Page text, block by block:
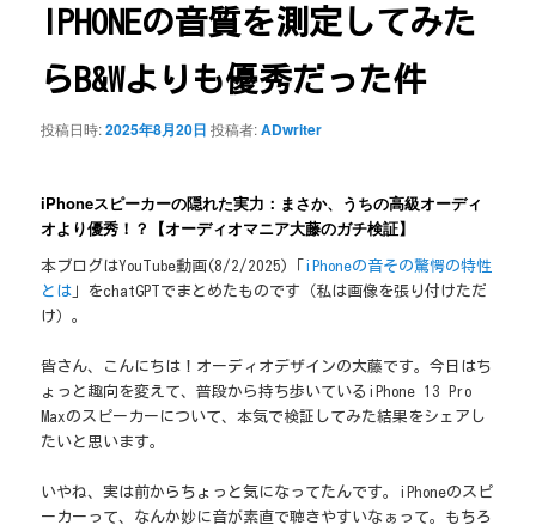
ョ
IPHONEの音質を測定してみた
らB&Wよりも優秀だった件
投稿日時:2025年8月20日 投稿者:ADwriter
iPhoneスピーカーの隠れた実力：まさか、うちの高級オーディ
オより優秀！？【オーディオマニア大藤のガチ検証】
本ブログはYouTube動画(8/2/2025)「
iPhoneの音その驚愕の特性
とは 」をchatGPTでまとめたものです（私は画像を張り付けただ
け）。
皆さん、こんにちは！オーディオデザインの大藤です。今日はち
ょっと趣向を変えて、普段から持ち歩いているiPhone 13 Pro
Maxのスピーカーについて、本気で検証してみた結果をシェアし
たいと思います。
いやね、実は前からちょっと気になってたんです。iPhoneのスピ
ーカーって、なんか妙に音が素直で聴きやすいなぁって。もちろ